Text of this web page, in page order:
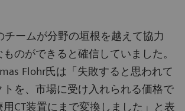
チームが分野の垣根を越えて協力
のができると確信していました。
Flohr氏は「失敗すると思われて
トを、市場に受け入れられる価格で
CT装置にまで変換しました」と表